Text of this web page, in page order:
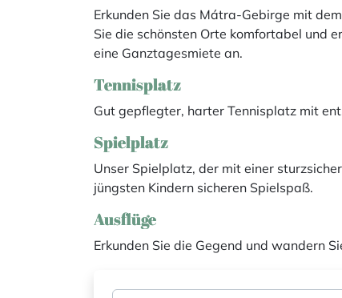
Erkunden Sie das Mátra-Gebirge mit
Sie die schönsten Orte komfortabel und
eine Ganztagesmiete an.
Tennisplatz
Gut gepflegter, harter Tennisplatz mit
Spielplatz
Unser Spielplatz, der mit einer
jüngsten Kindern sicheren Spielspaß.
Ausflüge
Erkunden Sie die Gegend und wandern